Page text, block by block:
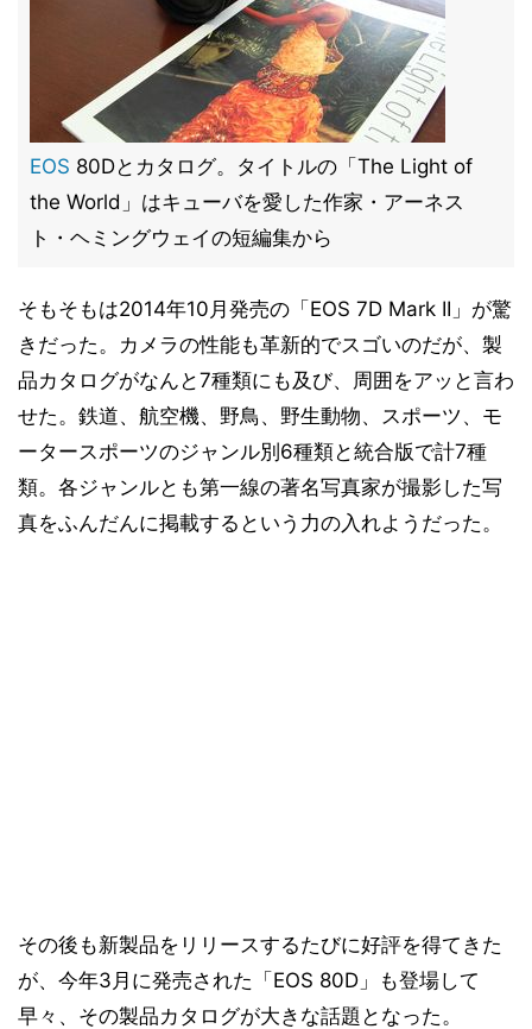
EOS 80Dとカタログ。タイトルの「The Light of
the World」はキューバを愛した作家・アーネス
ト・ヘミングウェイの短編集から
そもそもは2014年10月発売の「EOS 7D Mark II」が驚
きだった。カメラの性能も革新的でスゴいのだが、製
品カタログがなんと7種類にも及び、周囲をアッと言わ
せた。鉄道、航空機、野鳥、野生動物、スポーツ、モ
ータースポーツのジャンル別6種類と統合版で計7種
類。各ジャンルとも第一線の著名写真家が撮影した写
真をふんだんに掲載するという力の入れようだった。
その後も新製品をリリースするたびに好評を得てきた
が、今年3月に発売された「EOS 80D」も登場して
早々、その製品カタログが大きな話題となった。